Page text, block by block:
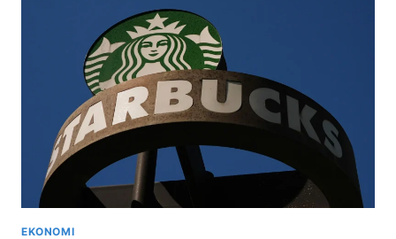
EKONOMI